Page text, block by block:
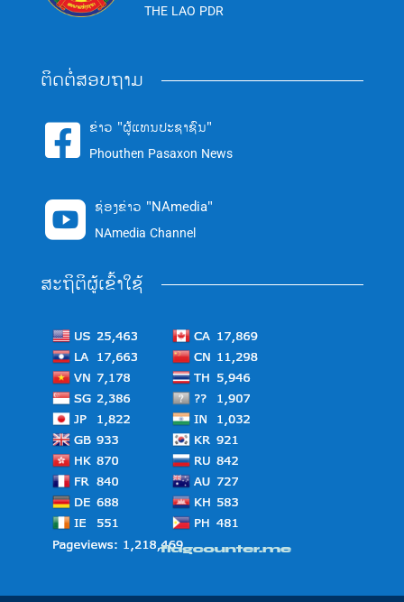
THE LAO PDR
ຕິດຕໍ່ສອບຖາມ
 ຂ່າວ "ຜູ້ແທນປະຊາຊົນ"
Phouthen Pasaxon News
 ຊ່ອງຂ່າວ "NAmedia"
NAmedia Channel
ສະຖິຕິຜູ້ເຂົ້າໃຊ້